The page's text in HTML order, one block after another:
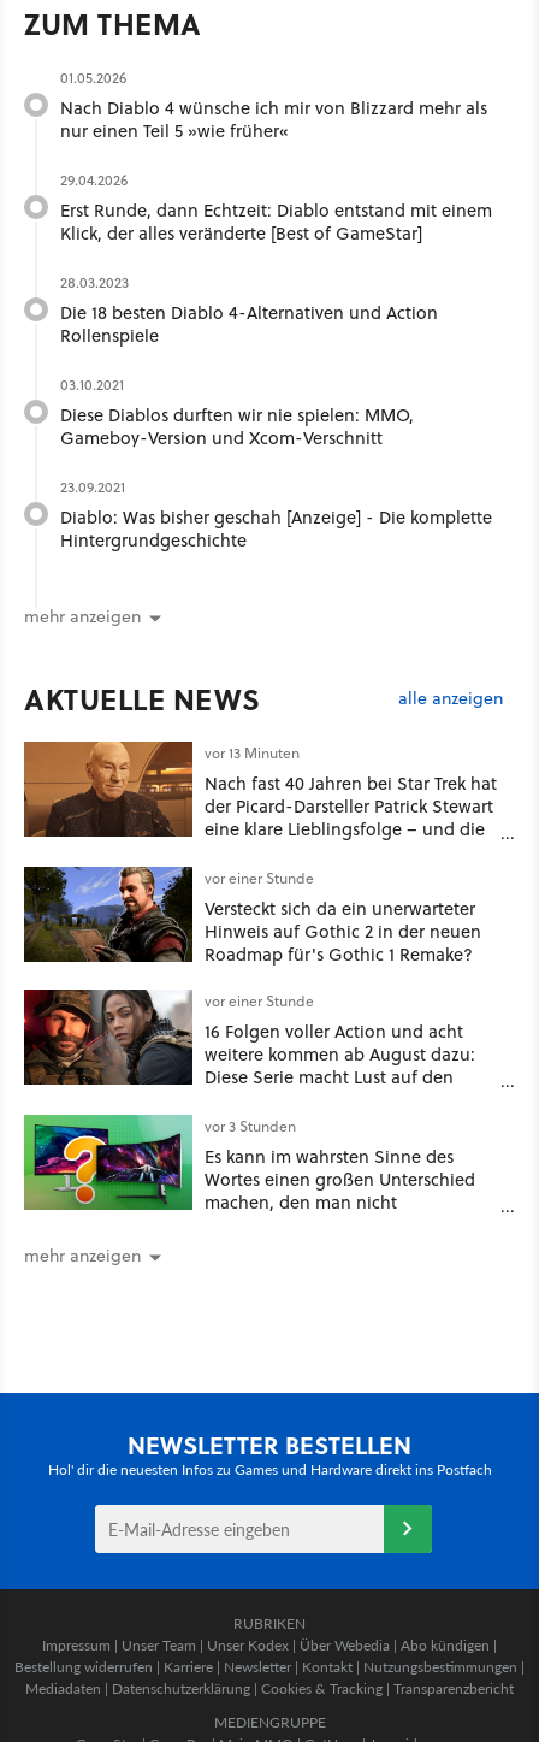
ZUM THEMA
01.05.2026
Nach Diablo 4 wünsche ich mir von Blizzard mehr als
nur einen Teil 5 »wie früher«
29.04.2026
Erst Runde, dann Echtzeit: Diablo entstand mit einem
Klick, der alles veränderte [Best of GameStar]
28.03.2023
Die 18 besten Diablo 4-Alternativen und Action
Rollenspiele
03.10.2021
Diese Diablos durften wir nie spielen: MMO,
Gameboy-Version und Xcom-Verschnitt
23.09.2021
Diablo: Was bisher geschah [Anzeige] - Die komplette
Hintergrundgeschichte
mehr anzeigen
AKTUELLE NEWS alle anzeigen
vor 13 Minuten
Nach fast 40 Jahren bei Star Trek hat
der Picard-Darsteller Patrick Stewart
eine klare Lieblingsfolge – und die
vor einer Stunde
Versteckt sich da ein unerwarteter
Hinweis auf Gothic 2 in der neuen
Roadmap für's Gothic 1 Remake?
vor einer Stunde
16 Folgen voller Action und acht
weitere kommen ab August dazu:
Diese Serie macht Lust auf den
vor 3 Stunden
Es kann im wahrsten Sinne des
Wortes einen großen Unterschied
machen, den man nicht
mehr anzeigen
NEWSLETTER BESTELLEN
Hol' dir die neuesten Infos zu Games und Hardware direkt ins Postfach
RUBRIKEN
Impressum | Unser Team | Unser Kodex | Über Webedia | Abo kündigen |
Bestellung widerrufen | Karriere | Newsletter | Kontakt | Nutzungsbestimmungen |
Mediadaten | Datenschutzerklärung | Cookies & Tracking | Transparenzbericht
MEDIENGRUPPE